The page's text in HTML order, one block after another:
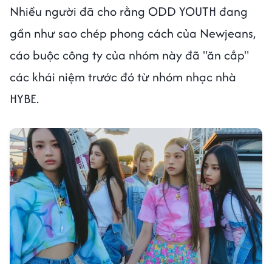
Nhiều người đã cho rằng ODD YOUTH đang
gần như sao chép phong cách của Newjeans,
cáo buộc công ty của nhóm này đã "ăn cắp"
các khái niệm trước đó từ nhóm nhạc nhà
HYBE.